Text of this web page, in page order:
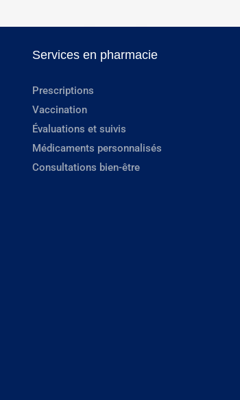
Services en pharmacie
Prescriptions
Vaccination
Évaluations et suivis
Médicaments personnalisés
Consultations bien-être